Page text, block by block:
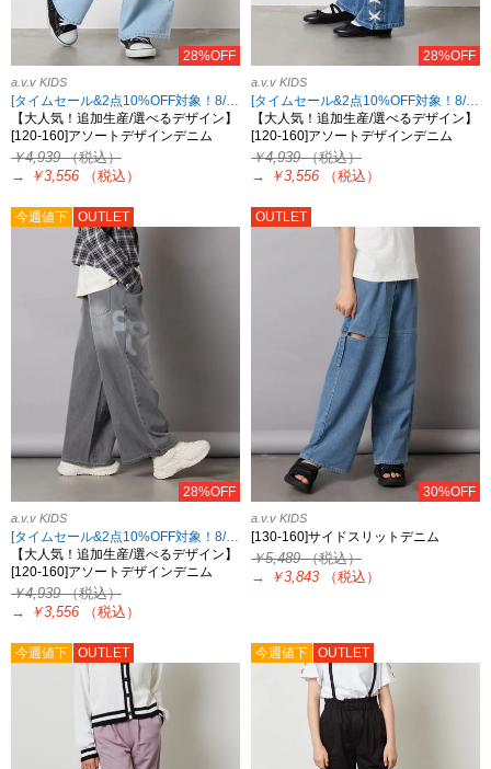
28%OFF
a.v.v KIDS
[タイムセール&2点10%OFF対象！8/17 8:59まで]
【大人気！追加生産/選べるデザイン】
[120-160]アソートデザインデニム
￥4,939（税込）
→
￥3,556 （税込）
28%OFF
a.v.v KIDS
[タイムセール&2点10%OFF対象！8/17 8:59まで]
【大人気！追加生産/選べるデザイン】
[120-160]アソートデザインデニム
￥4,939（税込）
→
￥3,556 （税込）
今週値下 OUTLET
28%OFF
a.v.v KIDS
[タイムセール&2点10%OFF対象！8/17 8:59まで]
【大人気！追加生産/選べるデザイン】
[120-160]アソートデザインデニム
￥4,939（税込）
→
￥3,556 （税込）
OUTLET
30%OFF
a.v.v KIDS
[130-160]サイドスリットデニム
￥5,489（税込）
→
￥3,843 （税込）
今週値下 OUTLET 今週値下 OUTLET